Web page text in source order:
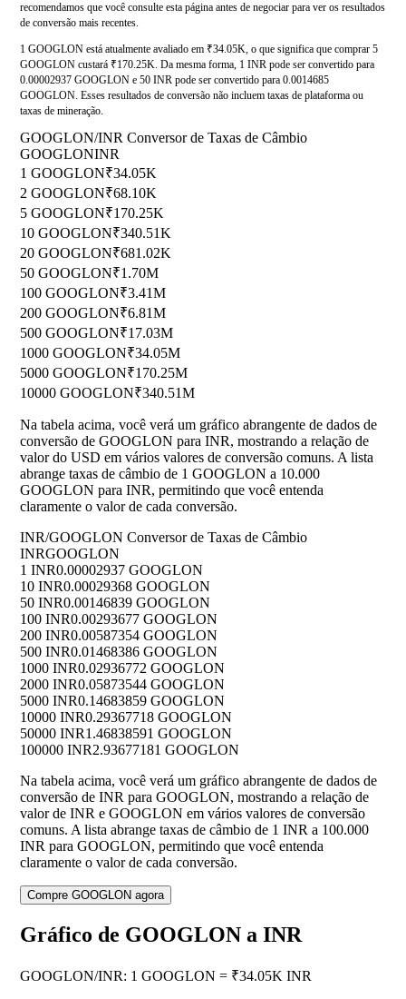
recomendamos que você consulte esta página antes de negociar para ver os resultados
de conversão mais recentes.
1 GOOGLON está atualmente avaliado em ₹34.05K, o que significa que comprar 5
GOOGLON custará ₹170.25K. Da mesma forma, 1 INR pode ser convertido para
0.00002937 GOOGLON e 50 INR pode ser convertido para 0.0014685
GOOGLON. Esses resultados de conversão não incluem taxas de plataforma ou
taxas de mineração.
GOOGLON/INR Conversor de Taxas de Câmbio
GOOGLONINR
1 GOOGLON₹34.05K
2 GOOGLON₹68.10K
5 GOOGLON₹170.25K
10 GOOGLON₹340.51K
20 GOOGLON₹681.02K
50 GOOGLON₹1.70M
100 GOOGLON₹3.41M
200 GOOGLON₹6.81M
500 GOOGLON₹17.03M
1000 GOOGLON₹34.05M
5000 GOOGLON₹170.25M
10000 GOOGLON₹340.51M
Na tabela acima, você verá um gráfico abrangente de dados de
conversão de GOOGLON para INR, mostrando a relação de
valor do USD em vários valores de conversão comuns. A lista
abrange taxas de câmbio de 1 GOOGLON a 10.000
GOOGLON para INR, permitindo que você entenda
claramente o valor de cada conversão.
INR/GOOGLON Conversor de Taxas de Câmbio
INRGOOGLON
1 INR0.00002937 GOOGLON
10 INR0.00029368 GOOGLON
50 INR0.00146839 GOOGLON
100 INR0.00293677 GOOGLON
200 INR0.00587354 GOOGLON
500 INR0.01468386 GOOGLON
1000 INR0.02936772 GOOGLON
2000 INR0.05873544 GOOGLON
5000 INR0.14683859 GOOGLON
10000 INR0.29367718 GOOGLON
50000 INR1.46838591 GOOGLON
100000 INR2.93677181 GOOGLON
Na tabela acima, você verá um gráfico abrangente de dados de
conversão de INR para GOOGLON, mostrando a relação de
valor de INR e GOOGLON em vários valores de conversão
comuns. A lista abrange taxas de câmbio de 1 INR a 100.000
INR para GOOGLON, permitindo que você entenda
claramente o valor de cada conversão.
Compre GOOGLON agora
Gráfico de GOOGLON a INR
GOOGLON/INR: 1 GOOGLON = ₹34.05K INR